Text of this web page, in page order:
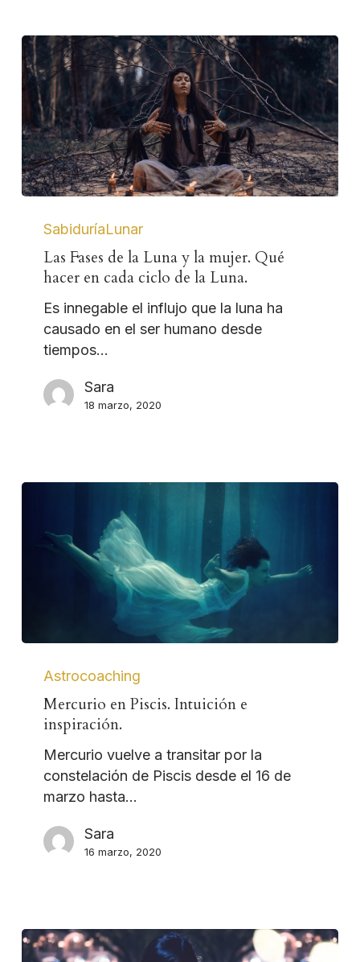
main
content
SabiduríaLunar
Las Fases de la Luna y la mujer. Qué
hacer en cada ciclo de la Luna.
Es innegable el influjo que la luna ha
causado en el ser humano desde
tiempos…
Sara
18 marzo, 2020
Astrocoaching
Mercurio en Piscis. Intuición e
inspiración.
Mercurio vuelve a transitar por la
constelación de Piscis desde el 16 de
marzo hasta…
Sara
16 marzo, 2020
Close
Menu